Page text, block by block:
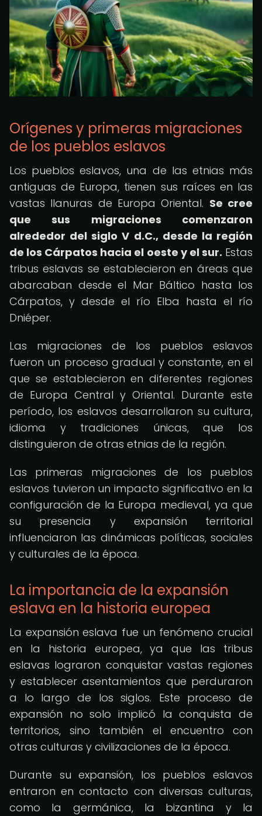
Orígenes y primeras migraciones
de los pueblos eslavos
Los pueblos eslavos, una de las etnias más
antiguas de Europa, tienen sus raíces en las
vastas llanuras de Europa Oriental. Se cree
que sus migraciones comenzaron
alrededor del siglo V d.C., desde la región
de los Cárpatos hacia el oeste y el sur. Estas
tribus eslavas se establecieron en áreas que
abarcaban desde el Mar Báltico hasta los
Cárpatos, y desde el río Elba hasta el río
Dniéper.
Las migraciones de los pueblos eslavos
fueron un proceso gradual y constante, en el
que se establecieron en diferentes regiones
de Europa Central y Oriental. Durante este
período, los eslavos desarrollaron su cultura,
idioma y tradiciones únicas, que los
distinguieron de otras etnias de la región.
Las primeras migraciones de los pueblos
eslavos tuvieron un impacto significativo en la
configuración de la Europa medieval, ya que
su presencia y expansión territorial
influenciaron las dinámicas políticas, sociales
y culturales de la época.
La importancia de la expansión
eslava en la historia europea
La expansión eslava fue un fenómeno crucial
en la historia europea, ya que las tribus
eslavas lograron conquistar vastas regiones
y establecer asentamientos que perduraron
a lo largo de los siglos. Este proceso de
expansión no solo implicó la conquista de
territorios, sino también el encuentro con
otras culturas y civilizaciones de la época.
Durante su expansión, los pueblos eslavos
entraron en contacto con diversas culturas,
como la germánica, la bizantina y la